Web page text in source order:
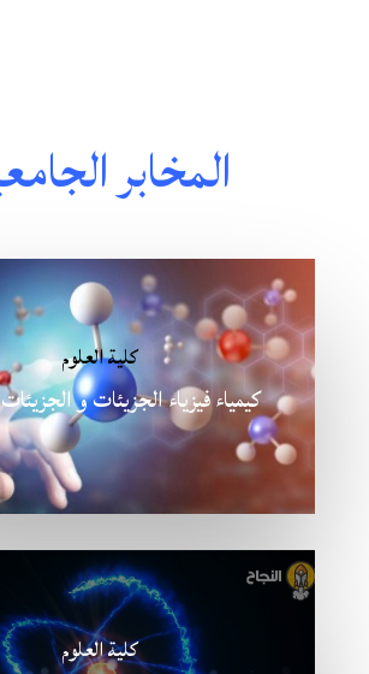
المخابر
كلية العلوم
كيمياء فيزياء الجزيئات و
كلية العلوم